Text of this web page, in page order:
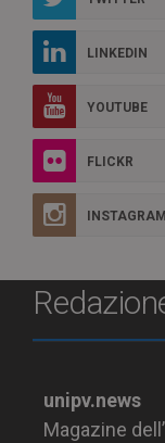
LINKEDIN
YOUTUBE
FLICKR
INSTAGRAM
unipv.news
Magazine